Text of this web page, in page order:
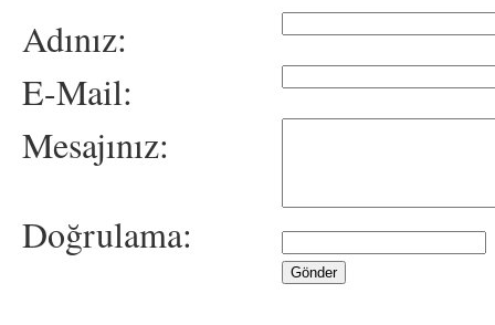
Adınız:
E-Mail:
Mesajınız:
Doğrulama: